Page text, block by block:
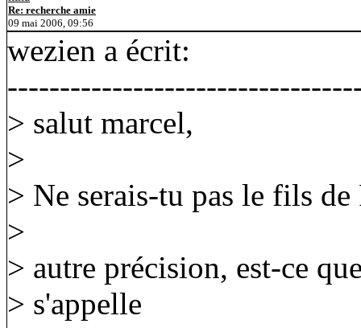
Re: recherche amie
09 mai 2006, 09:56
wezien a écrit:
> salut marcel,
>
> Ne serais-tu pas le fils
>
> autre précision, est-ce
> s'appelle